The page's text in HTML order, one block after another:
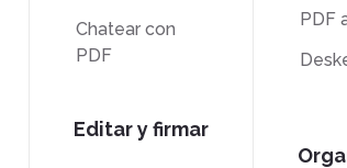
Chatear con
PDF
Editar y firmar
PDF